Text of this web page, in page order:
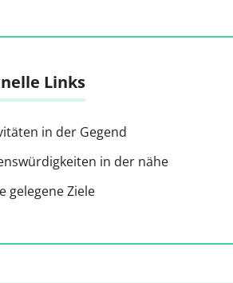
Links
in der Gegend
in der nähe
gelegene Ziele